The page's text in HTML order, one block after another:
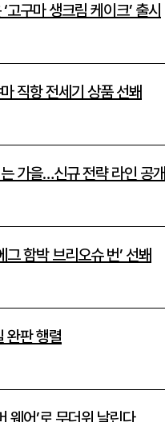
고구마 생크림 케이크’ 출시
직항 전세기 상품 선봬
가을…신규 전략 라인 공개
함박 브리오슈 번’ 선봬
완판 행렬
웨어’로 무더위 날린다